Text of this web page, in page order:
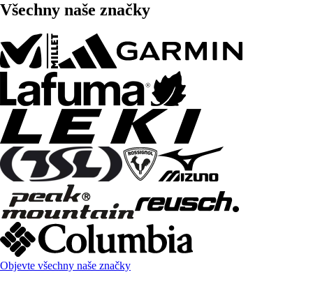
Všechny naše značky
Objevte všechny naše značky